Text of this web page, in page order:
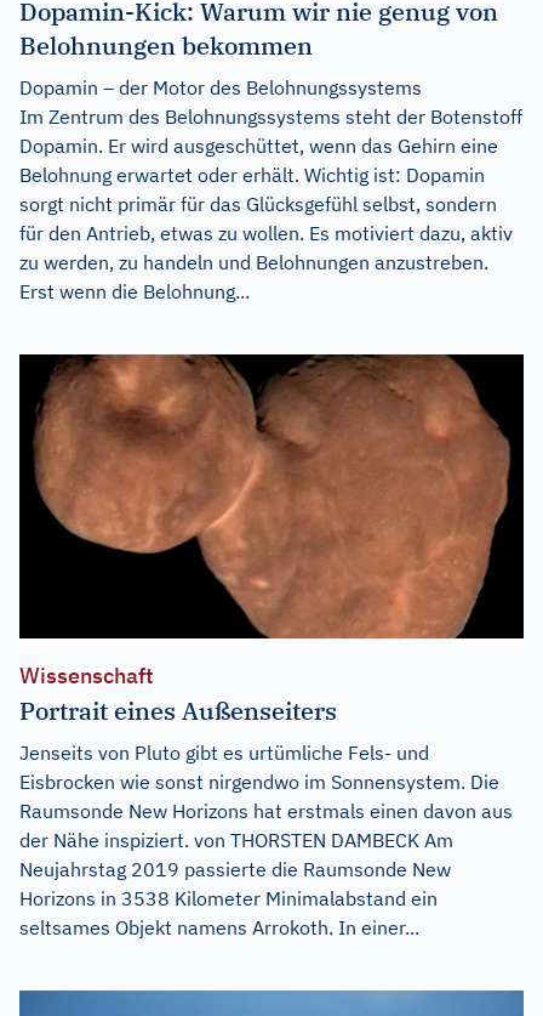
Dopamin-Kick: Warum wir nie genug von
Belohnungen bekommen
Dopamin – der Motor des Belohnungssystems
Im Zentrum des Belohnungssystems steht der Botenstoff
Dopamin. Er wird ausgeschüttet, wenn das Gehirn eine
Belohnung erwartet oder erhält. Wichtig ist: Dopamin
sorgt nicht primär für das Glücksgefühl selbst, sondern
für den Antrieb, etwas zu wollen. Es motiviert dazu, aktiv
zu werden, zu handeln und Belohnungen anzustreben.
Erst wenn die Belohnung...
Wissenschaft
Portrait eines Außenseiters
Jenseits von Pluto gibt es urtümliche Fels- und
Eisbrocken wie sonst nirgendwo im Sonnensystem. Die
Raumsonde New Horizons hat erstmals einen davon aus
der Nähe inspiziert. von THORSTEN DAMBECK Am
Neujahrstag 2019 passierte die Raumsonde New
Horizons in 3538 Kilometer Minimalabstand ein
seltsames Objekt namens Arrokoth. In einer...